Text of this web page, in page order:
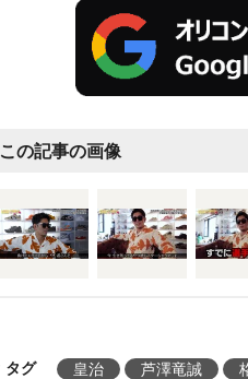
この記事の画像
タグ 皇治 芦澤竜誠